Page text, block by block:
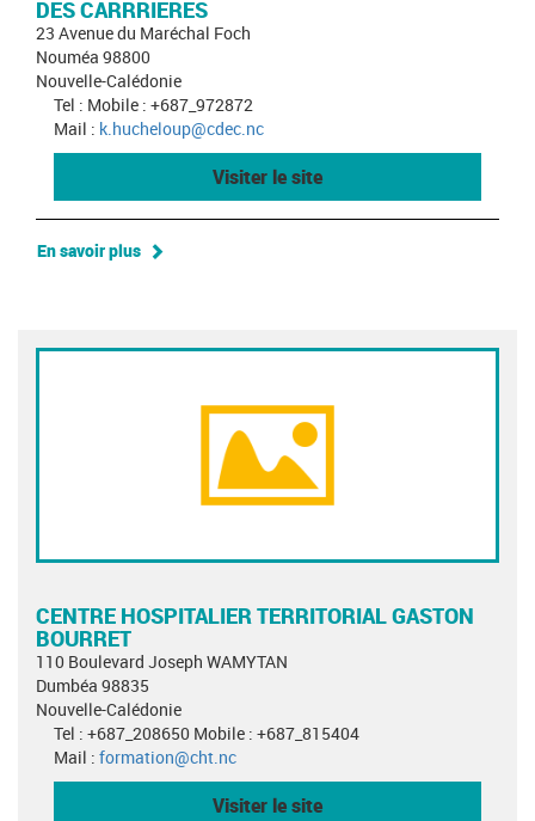
DES CARRRIERES
23 Avenue du Maréchal Foch
Nouméa 98800
Nouvelle-Calédonie
Tel : Mobile : +687_972872
Mail : k.hucheloup@cdec.nc
Visiter le site
En savoir plus
CENTRE HOSPITALIER TERRITORIAL GASTON
BOURRET
110 Boulevard Joseph WAMYTAN
Dumbéa 98835
Nouvelle-Calédonie
Tel : +687_208650 Mobile : +687_815404
Mail : formation@cht.nc
Visiter le site